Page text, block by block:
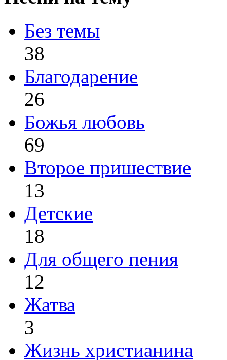
Без темы
38
Благодарение
26
Божья любовь
69
Второе пришествие
13
Детские
18
Для общего пения
12
Жатва
3
Жизнь христианина